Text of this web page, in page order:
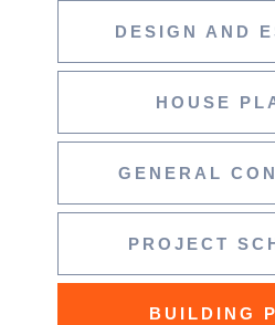
DESIGN AND
HOUSE
GENERAL
PROJECT
BUILDING